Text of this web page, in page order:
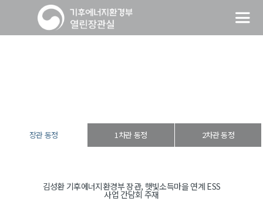
장관 동정 1차관 동정 2차관 동정
김성환 기후에너지환경부 장관, 햇빛소득마을 연계 ESS
사업 간담회 주재